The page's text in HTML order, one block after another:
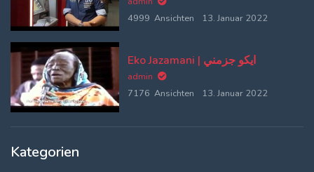
4999 Ansichten
13. Januar 2022
Eko Jazamani | ايكو جزمني
admin
7176 Ansichten
13. Januar 2022
Kategorien